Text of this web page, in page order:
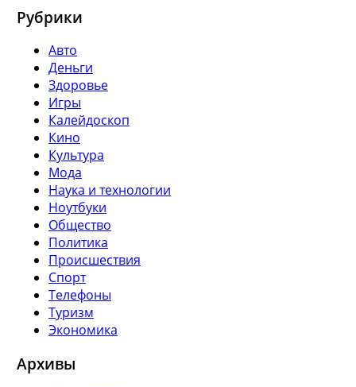
Рубрики
Авто
Деньги
Здоровье
Игры
Калейдоскоп
Кино
Культура
Мода
Наука и технологии
Ноутбуки
Общество
Политика
Происшествия
Спорт
Телефоны
Туризм
Экономика
Архивы